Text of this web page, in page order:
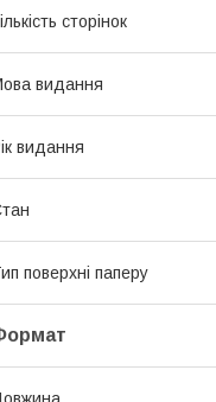
сторінок
видання
видання
поверхні паперу